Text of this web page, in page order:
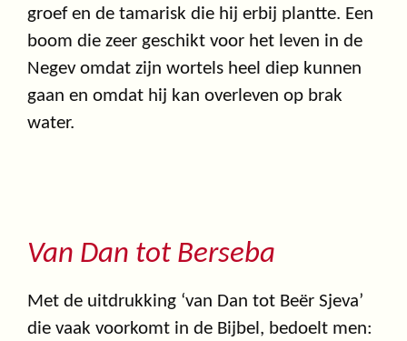
groef en de tamarisk die hij erbij plantte. Een
boom die zeer geschikt voor het leven in de
Negev omdat zijn wortels heel diep kunnen
gaan en omdat hij kan overleven op brak
water.
Van Dan tot Berseba
Met de uitdrukking ‘van Dan tot Beër Sjeva’
die vaak voorkomt in de Bijbel, bedoelt men: